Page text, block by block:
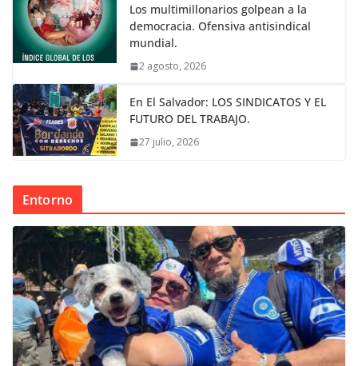
Los multimillonarios golpean a la
democracia. Ofensiva antisindical
mundial.
2 agosto, 2026
En El Salvador: LOS SINDICATOS Y EL
FUTURO DEL TRABAJO.
27 julio, 2026
Entorno